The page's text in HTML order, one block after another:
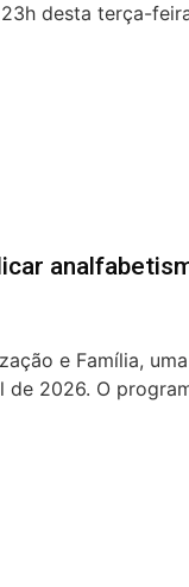
desta terça-
e Família,
2026. O